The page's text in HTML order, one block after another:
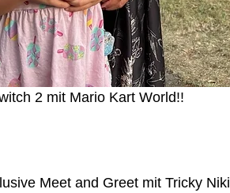
2 mit Mario Kart World!!
Meet and Greet mit Tricky Niki